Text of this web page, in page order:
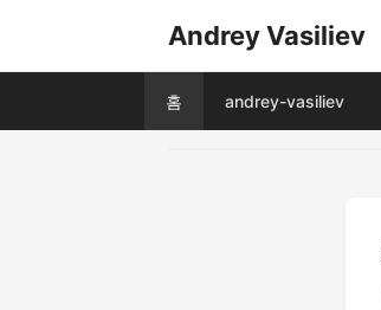
Andrey Vasiliev
홈 andrey-vasiliev